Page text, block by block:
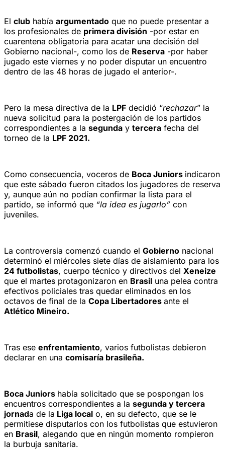
El club había argumentado que no puede presentar a
los profesionales de primera división -por estar en
cuarentena obligatoria para acatar una decisión del
Gobierno nacional-, como los de Reserva -por haber
jugado este viernes y no poder disputar un encuentro
dentro de las 48 horas de jugado el anterior-.
Pero la mesa directiva de la LPF decidió “rechazar” la
nueva solicitud para la postergación de los partidos
correspondientes a la segunda y tercera fecha del
torneo de la LPF 2021.
Como consecuencia, voceros de Boca Juniors indicaron
que este sábado fueron citados los jugadores de reserva
y, aunque aún no podían confirmar la lista para el
partido, se informó que “la idea es jugarlo” con
juveniles.
La controversia comenzó cuando el Gobierno nacional
determinó el miércoles siete días de aislamiento para los
24 futbolistas, cuerpo técnico y directivos del Xeneize
que el martes protagonizaron en Brasil una pelea contra
efectivos policiales tras quedar eliminados en los
octavos de final de la Copa Libertadores ante el
Atlético Mineiro.
Tras ese enfrentamiento, varios futbolistas debieron
declarar en una comisaría brasileña.
Boca Juniors había solicitado que se pospongan los
encuentros correspondientes a la segunda y tercera
jornada de la Liga local o, en su defecto, que se le
permitiese disputarlos con los futbolistas que estuvieron
en Brasil, alegando que en ningún momento rompieron
la burbuja sanitaria.